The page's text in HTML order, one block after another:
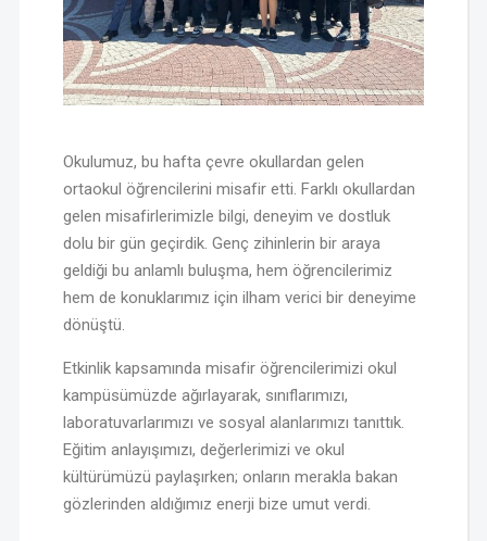
Okulumuz, bu hafta çevre okullardan gelen
ortaokul öğrencilerini misafir etti. Farklı okullardan
gelen misafirlerimizle bilgi, deneyim ve dostluk
dolu bir gün geçirdik. Genç zihinlerin bir araya
geldiği bu anlamlı buluşma, hem öğrencilerimiz
hem de konuklarımız için ilham verici bir deneyime
dönüştü.
Etkinlik kapsamında misafir öğrencilerimizi okul
kampüsümüzde ağırlayarak, sınıflarımızı,
laboratuvarlarımızı ve sosyal alanlarımızı tanıttık.
Eğitim anlayışımızı, değerlerimizi ve okul
kültürümüzü paylaşırken; onların merakla bakan
gözlerinden aldığımız enerji bize umut verdi.